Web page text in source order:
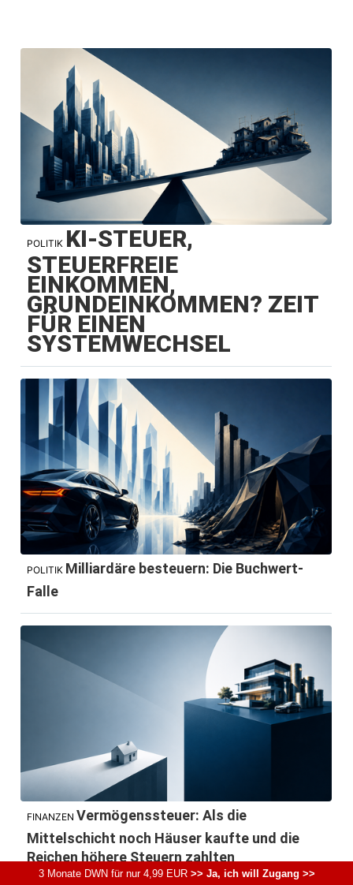
POLITIK KI-STEUER,
STEUERFREIE
EINKOMMEN,
GRUNDEINKOMMEN? ZEIT
FÜR EINEN
SYSTEMWECHSEL
POLITIK Milliardäre besteuern: Die Buchwert-
Falle
FINANZEN Vermögenssteuer: Als die
Mittelschicht noch Häuser kaufte und die
Reichen höhere Steuern zahlten
3 Monate DWN für nur 4,99 EUR>> Ja, ich will Zugang >>